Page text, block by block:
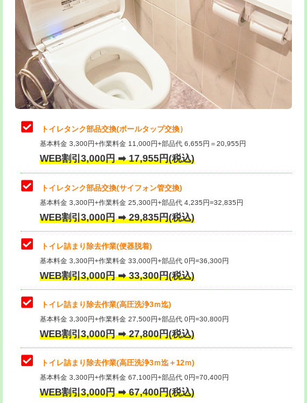
トイレタンク部品交換(ボールタップ交換）
基本料金 3,300円+作業料金 11,000円+部品代 6,655円＝20,955円
WEB割引3,000円 ➡ 17,955円(税込)
トイレタンク部品交換(サイフォン管交換)
基本料金 3,300円+作業料金 25,300円+部品代 4,235円=32,835円
WEB割引3,000円 ➡ 29,835円(税込)
トイレ詰まり除去作業(便器脱着)
基本料金 3,300円+作業料金 33,000円+部品代 0円=36,300円
WEB割引3,000円 ➡ 33,300円(税込)
トイレ詰まり除去作業(高圧洗浄3ｍ迄)
基本料金 3,300円+作業料金 27,500円+部品代 0円=30,800円
WEB割引3,000円 ➡ 27,800円(税込)
トイレ詰まり除去作業(高圧洗浄3ｍ迄＋12ｍ)
基本料金 3,300円+作業料金 67,100円+部品代 0円=70,400円
WEB割引3,000円 ➡ 67,400円(税込)